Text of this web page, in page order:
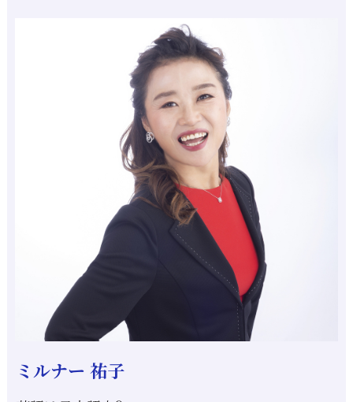
ミルナー 祐子